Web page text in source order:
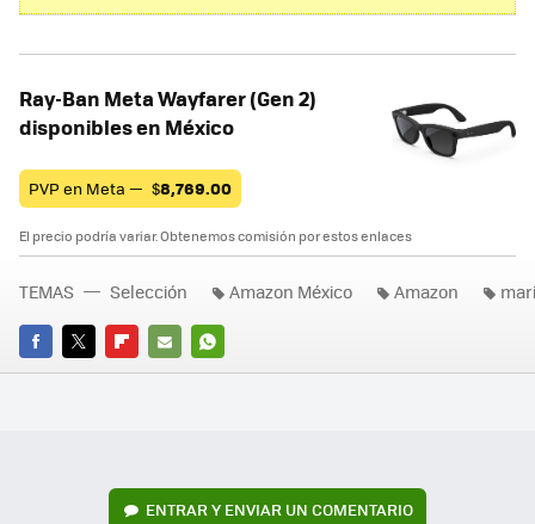
Ray-Ban Meta Wayfarer (Gen 2)
disponibles en México
PVP en Meta — $8,769.00
El precio podría variar. Obtenemos comisión por estos enlaces
FACEBOOK
TWITTERFLIPBOARD
E-
WHATSAPP
TEMAS Selección Amazon México Amazon
ENTRAR Y ENVIAR UN COMENTARIO